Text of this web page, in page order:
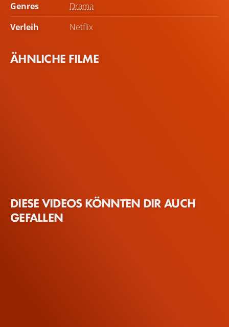
Genres
Drama
Verleih
Netflix
ÄHNLICHE FILME
DIESE VIDEOS KÖNNTEN DIR AUCH
GEFALLEN